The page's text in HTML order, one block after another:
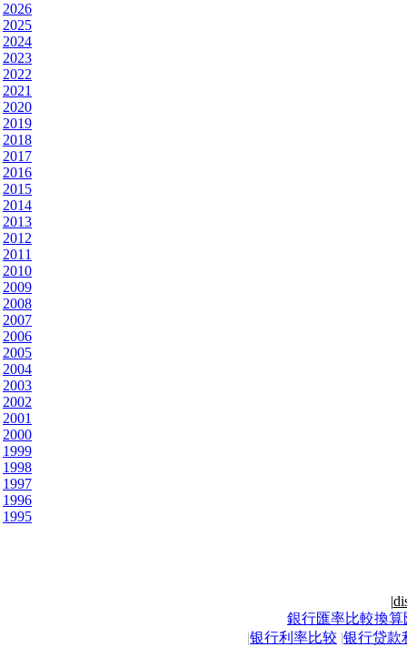
2026
2025
2024
2023
2022
2021
2020
2019
2018
2017
2016
2015
2014
2013
2012
2011
2010
2009
2008
2007
2006
2005
2004
2003
2002
2001
2000
1999
1998
1997
1996
1995
|
銀行匯率比較換算
|银行利率比较 |银行贷款